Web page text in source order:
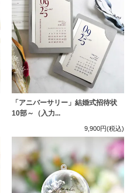
「アニバーサリー」結婚式招待状
10部～（入力...
9,900円(税込)